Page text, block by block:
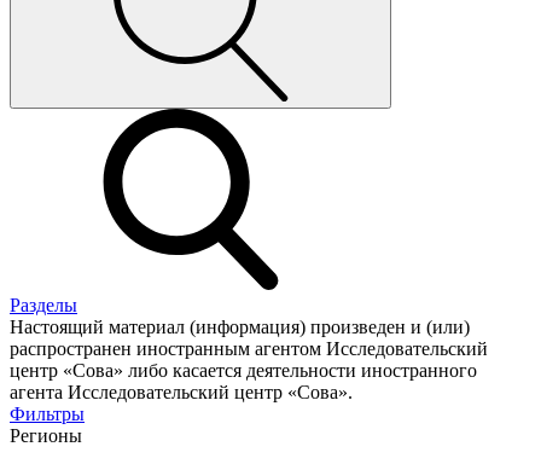
Разделы
Настоящий материал (информация) произведен и (или)
распространен иностранным агентом Исследовательский
центр «Сова» либо касается деятельности иностранного
агента Исследовательский центр «Сова».
Фильтры
Регионы